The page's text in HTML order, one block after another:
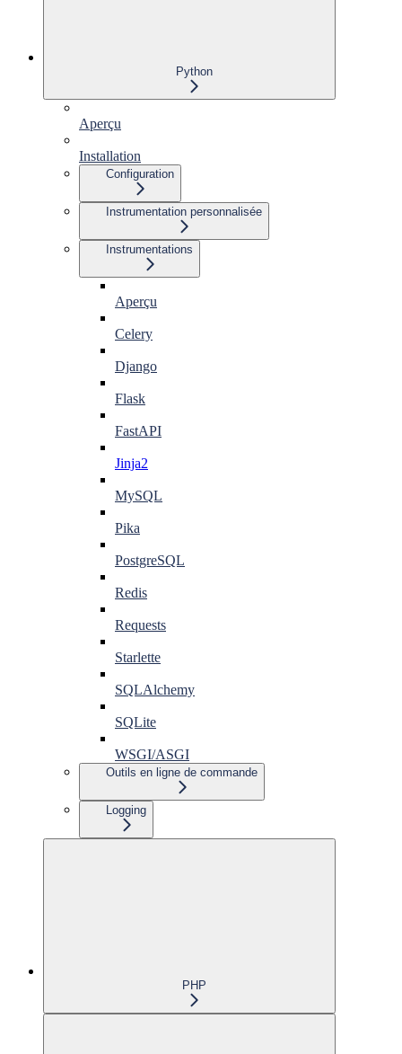
Python
Aperçu
Installation
Configuration
Instrumentation personnalisée
Instrumentations
Aperçu
Celery
Django
Flask
FastAPI
Jinja2
MySQL
Pika
PostgreSQL
Redis
Requests
Starlette
SQLAlchemy
SQLite
WSGI/ASGI
Outils en ligne de commande
Logging
PHP